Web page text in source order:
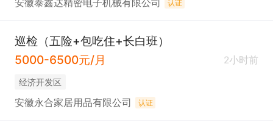
安徽泰鑫达精密电子机械有限公司 认证
巡检（五险+包吃住+长白班）
5000-6500元/月
2小时前
经济开发区
安徽永合家居用品有限公司 认证